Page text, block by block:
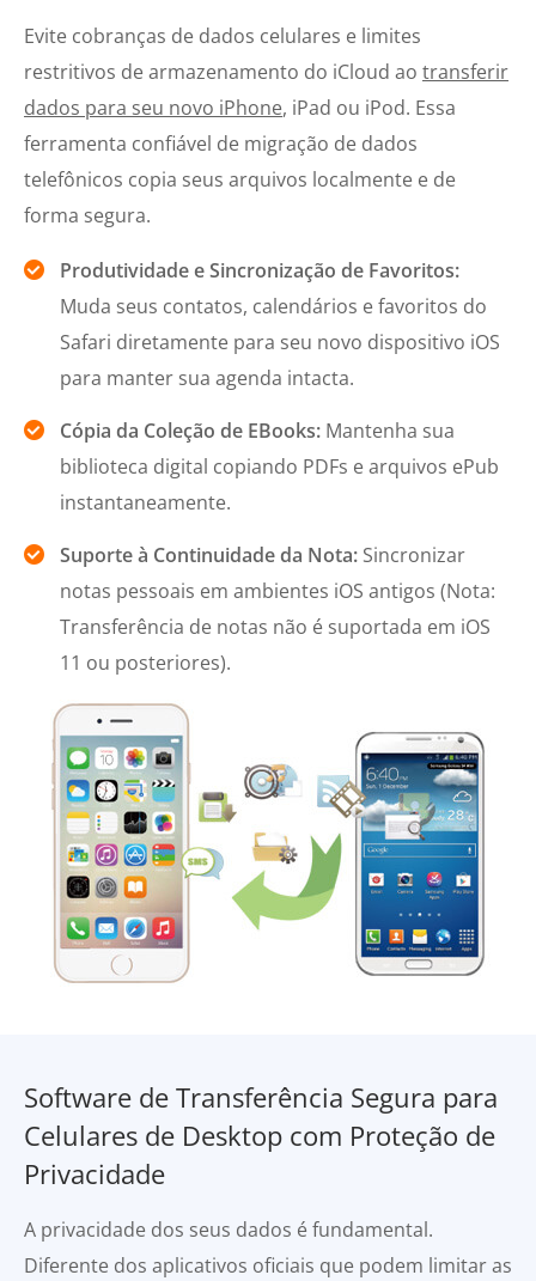
Evite cobranças de dados celulares e limites
restritivos de armazenamento do iCloud ao transferir
dados para seu novo iPhone, iPad ou iPod. Essa
ferramenta confiável de migração de dados
telefônicos copia seus arquivos localmente e de
forma segura.
Produtividade e Sincronização de Favoritos:
Muda seus contatos, calendários e favoritos do
Safari diretamente para seu novo dispositivo iOS
para manter sua agenda intacta.
Cópia da Coleção de EBooks: Mantenha sua
biblioteca digital copiando PDFs e arquivos ePub
instantaneamente.
Suporte à Continuidade da Nota: Sincronizar
notas pessoais em ambientes iOS antigos (Nota:
Transferência de notas não é suportada em iOS
11 ou posteriores).
Software de Transferência Segura para
Celulares de Desktop com Proteção de
Privacidade
A privacidade dos seus dados é fundamental.
Diferente dos aplicativos oficiais que podem limitar as